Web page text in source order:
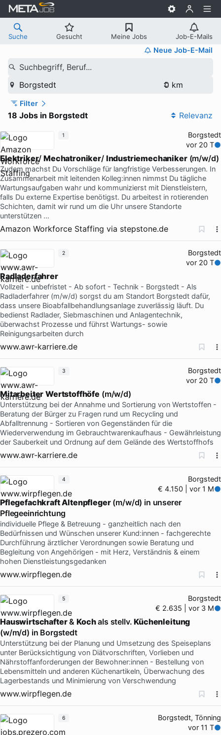
Suche Gesucht Meine Jobs Job-E-Mails
Neue Job-E-Mail
Suchbegriff, Beruf...
Borgstedt
Filter
18 Jobs in Borgstedt Relevanz
Borgstedt
vor 20 T
Elektriker/Mechatroniker/ Industriemechaniker(m/w/d)
Zudem machst Du Vorschläge für langfristige Verbesserungen. In
Zusammenarbeit mit leitenden Kolleg:innen nimmst Du tägliche
Wartungsaufgaben wahr und kommunizierst mit Dienstleistern,
falls Du externe Expertise benötigst. Du arbeitest in rotierenden
Schichten, damit wir rund um die Uhr unsere Standorte
unterstützen …
Amazon Workforce Staffing via stepstone.de
1
Borgstedt
vor 20 T
Radladerfahrer
Vollzeit - unbefristet - Ab sofort - Technik - Borgstedt - Als
Radladerfahrer (m/w/d) sorgst du am Standort Borgstedt dafür,
dass unsere Bioabfallbehandlungsanlage zuverlässig läuft. Du
bedienst Radlader, Siebmaschinen und Anlagentechnik,
überwachst Prozesse und führst Wartungs- sowie
Reinigungsarbeiten durch
www.awr-karriere.de
2
Borgstedt
vor 20 T
Mitarbeiter Wertstoffhöfe (m/w/d)
Unterstützung bei der Annahme und Sortierung von Wertstoffen -
Beratung der Bürger zu Fragen rund um Recycling und
Abfalltrennung - Sortieren von Gegenständen für die
Wiederverwendung im Gebrauchtwarenkaufhaus - Gewährleistung
der Sauberkeit und Ordnung auf dem Gelände des Wertstoffhofs
www.awr-karriere.de
3
Borgstedt
€ 4.150 | vor 1 M
PflegefachkraftAltenpfleger(m/w/d) in unserer
Pflegeeinrichtung
individuelle Pflege & Betreuung - ganzheitlich nach den
Bedürfnissen und Wünschen unserer Kund:innen - fachgerechte
Durchführung ärztlicher Verordnungen sowie Beratung und
Begleitung von Angehörigen - mit Herz, Verständnis & einem
hohen Dienstleistungsgedanken
www.wirpflegen.de
4
Borgstedt
€ 2.635 | vor 3 M
Hauswirtschafter& Kochals stellv.Küchenleitung
(w/m/d) in Borgstedt
Unterstützung bei der Planung und Umsetzung des Speiseplans
unter Berücksichtigung von Diätvorschriften, Vorlieben und
Nährstoffanforderungen der Bewohner:innen - Bestellung von
Lebensmitteln und anderen Küchenartikeln, Überwachung des
Lagerbestands und Minimierung von Verschwendung
www.wirpflegen.de
5
Borgstedt, Tönning
vor 11 T
6